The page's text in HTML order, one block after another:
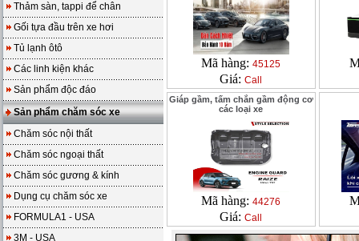
Thảm sàn, tappi để chân
Gối tựa đầu trên xe hơi
Tủ lạnh ôtô
Các linh kiện khác
Sản phẩm độc đáo
Sản phẩm chăm sóc xe
Chăm sóc nội thất
Chăm sóc ngoại thất
Chăm sóc gương & kính
Dụng cụ chăm sóc xe
FORMULA1 - USA
3M - USA
Mã hàng:45125
Giá:Call
Giáp gầm, tấm chắn gầm động cơ
các loại xe
Mã hàng:44276
Giá:Call